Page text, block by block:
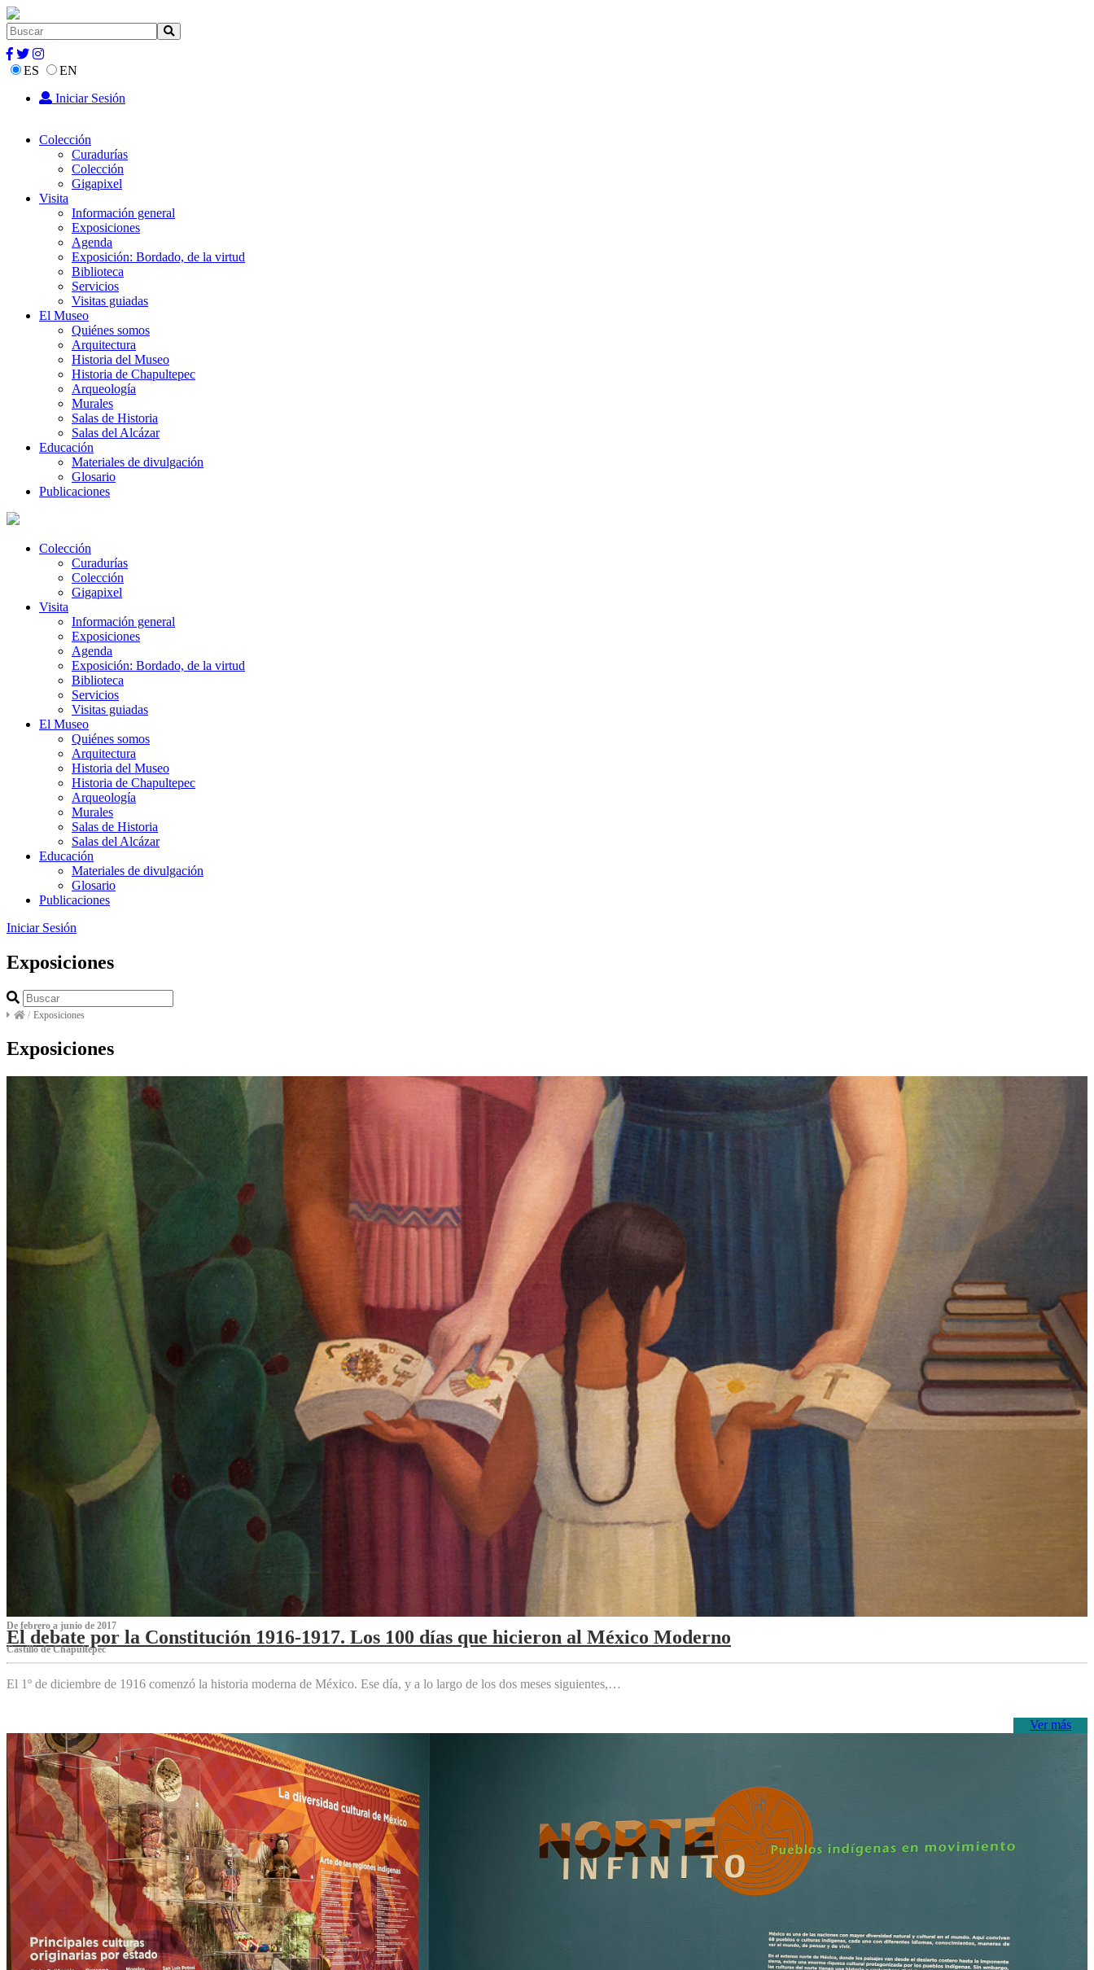
ES
EN
Iniciar Sesión
Colección
Curadurías
Colección
Gigapixel
Visita
Información general
Exposiciones
Agenda
Exposición: Bordado, de la virtud
Biblioteca
Servicios
Visitas guiadas
El Museo
Quiénes somos
Arquitectura
Historia del Museo
Historia de Chapultepec
Arqueología
Murales
Salas de Historia
Salas del Alcázar
Educación
Materiales de divulgación
Glosario
Publicaciones
Colección
Curadurías
Colección
Gigapixel
Visita
Información general
Exposiciones
Agenda
Exposición: Bordado, de la virtud
Biblioteca
Servicios
Visitas guiadas
El Museo
Quiénes somos
Arquitectura
Historia del Museo
Historia de Chapultepec
Arqueología
Murales
Salas de Historia
Salas del Alcázar
Educación
Materiales de divulgación
Glosario
Publicaciones
Iniciar Sesión
Exposiciones
/ Exposiciones
Exposiciones
De febrero a junio de 2017
El debate por la Constitución 1916-1917. Los 100 días que hicieron al México Moderno
Castillo de Chapultepec
El 1º de diciembre de 1916 comenzó la historia moderna de México. Ese día, y a lo largo de los dos meses siguientes,…
Ver más